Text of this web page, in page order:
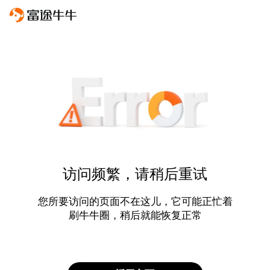
访问频繁，请稍后重试
您所要访问的页面不在这儿，它可能正忙着
刷牛牛圈，稍后就能恢复正常